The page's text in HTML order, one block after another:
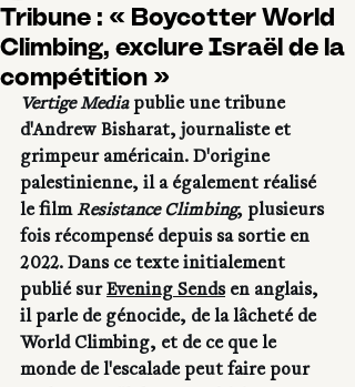
Tribune : « Boycotter World
Climbing, exclure Israël de la
compétition »
Vertige Media publie une tribune
d'Andrew Bisharat, journaliste et
grimpeur américain. D'origine
palestinienne, il a également réalisé
le film Resistance Climbing, plusieurs
fois récompensé depuis sa sortie en
2022. Dans ce texte initialement
publié sur Evening Sends en anglais,
il parle de génocide, de la lâcheté de
World Climbing, et de ce que le
monde de l'escalade peut faire pour